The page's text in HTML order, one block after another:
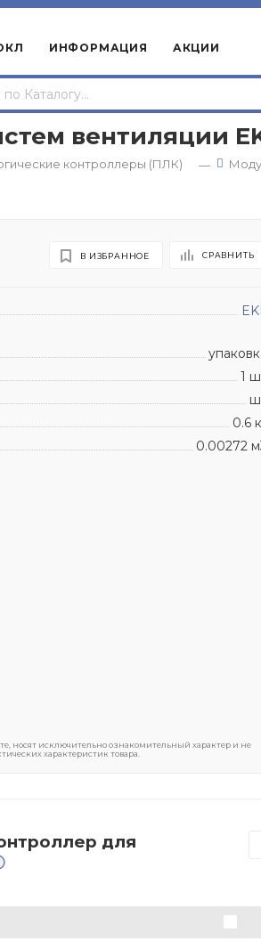
ИНФОРМАЦИЯ АКЦИИ
вентиляции
контроллеры (ПЛК) —
В ИЗБРАННОЕ СРАВНИТЬ
1
0.6
0.00272
носят исключительно ознакомительный характер и не
характеристик товара.
для